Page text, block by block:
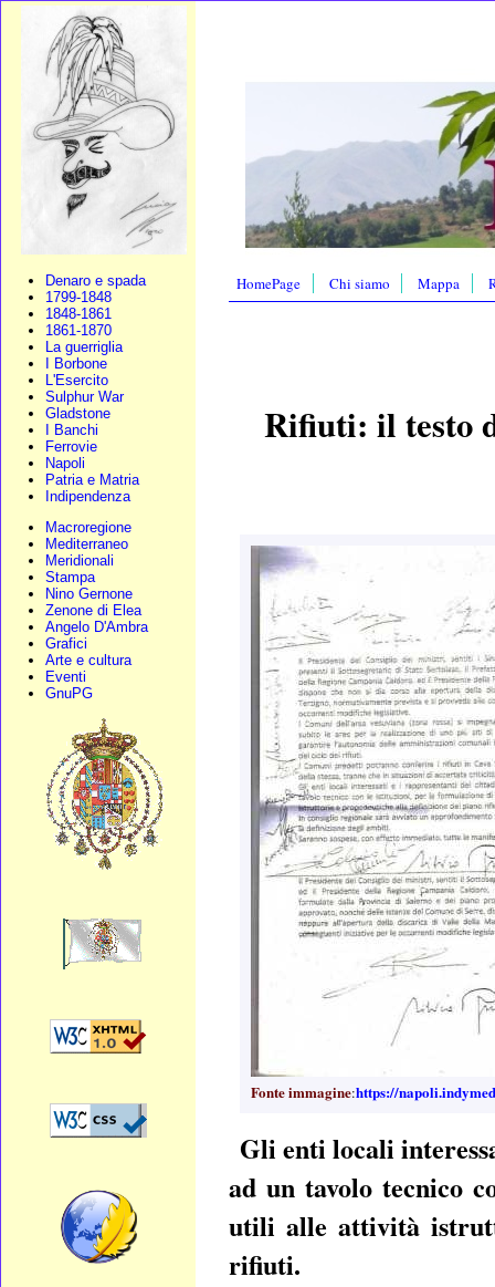
Denaro e spada
1799-1848
1848-1861
1861-1870
La guerriglia
I Borbone
L'Esercito
Sulphur War
Gladstone
I Banchi
Ferrovie
Napoli
Patria e Matria
Indipendenza
Macroregione
Mediterraneo
Meridionali
Stampa
Nino Gernone
Zenone di Elea
Angelo D'Ambra
Grafici
Arte e cultura
Eventi
GnuPG
HomePage Chi siamo Mappa
Rifiuti: il testo
Fonte immagine:https://
Gli enti locali
ad un tavolo tecnico
utili alle attività
rifiuti.